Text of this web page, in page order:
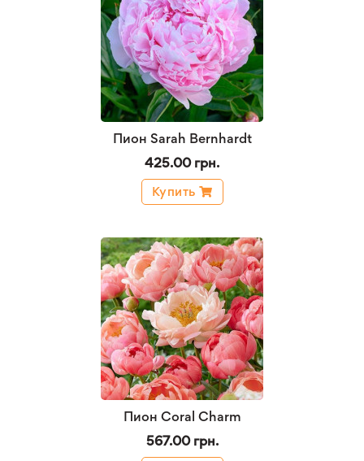
Пион Sarah Bernhardt
425.00 грн.
Купить
Пион Coral Charm
567.00 грн.